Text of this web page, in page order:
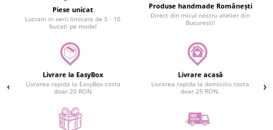
Piese unicat
Lucram in serii limitate de 5 - 10
bucati pe model
Produse handmade Românești
Direct din micul nostru atelier din
București!
Livrare la EasyBox
Livrarea rapida la EasyBox costa
doar 20 RON
Livrare acasă
Livrarea rapida la domiciliu costa
doar 25 RON.